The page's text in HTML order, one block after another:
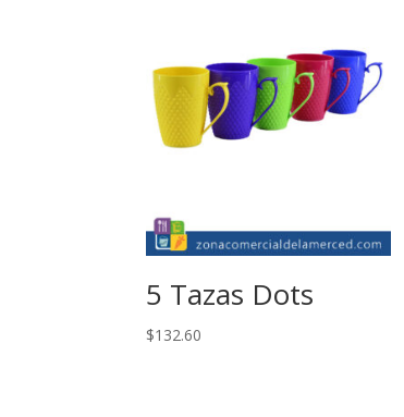
5 Tazas Dots
$132.60